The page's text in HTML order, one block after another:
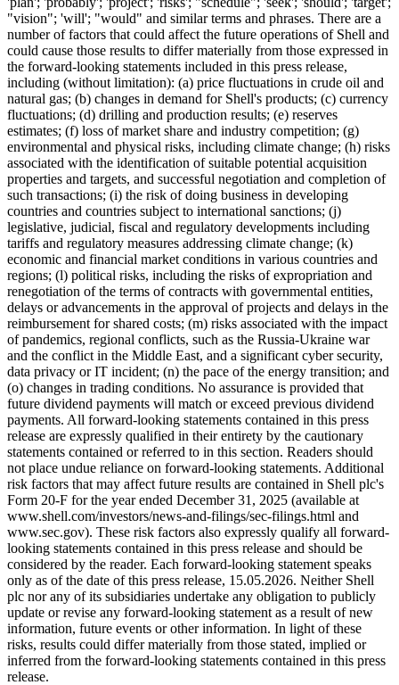
"vision"; 'will'; "would" and similar terms and phrases. There are a
number of factors that could affect the future operations of Shell and
could cause those results to differ materially from those expressed in
the forward-looking statements included in this press release,
including (without limitation): (a) price fluctuations in crude oil and
natural gas; (b) changes in demand for Shell's products; (c) currency
fluctuations; (d) drilling and production results; (e) reserves
estimates; (f) loss of market share and industry competition; (g)
environmental and physical risks, including climate change; (h) risks
associated with the identification of suitable potential acquisition
properties and targets, and successful negotiation and completion of
such transactions; (i) the risk of doing business in developing
countries and countries subject to international sanctions; (j)
legislative, judicial, fiscal and regulatory developments including
tariffs and regulatory measures addressing climate change; (k)
economic and financial market conditions in various countries and
regions; (l) political risks, including the risks of expropriation and
renegotiation of the terms of contracts with governmental entities,
delays or advancements in the approval of projects and delays in the
reimbursement for shared costs; (m) risks associated with the impact
of pandemics, regional conflicts, such as the Russia-Ukraine war
and the conflict in the Middle East, and a significant cyber security,
data privacy or IT incident; (n) the pace of the energy transition; and
(o) changes in trading conditions. No assurance is provided that
future dividend payments will match or exceed previous dividend
payments. All forward-looking statements contained in this press
release are expressly qualified in their entirety by the cautionary
statements contained or referred to in this section. Readers should
not place undue reliance on forward-looking statements. Additional
risk factors that may affect future results are contained in Shell plc's
Form 20-F for the year ended December 31, 2025 (available at
www.shell.com/investors/news-and-filings/sec-filings.html and
www.sec.gov). These risk factors also expressly qualify all forward-
looking statements contained in this press release and should be
considered by the reader. Each forward-looking statement speaks
only as of the date of this press release, 15.05.2026. Neither Shell
plc nor any of its subsidiaries undertake any obligation to publicly
update or revise any forward-looking statement as a result of new
information, future events or other information. In light of these
risks, results could differ materially from those stated, implied or
inferred from the forward-looking statements contained in this press
release.